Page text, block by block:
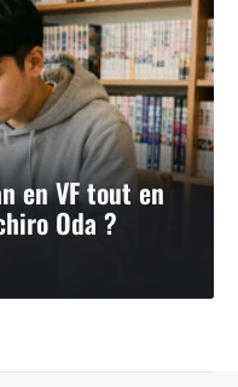
en VF tout en
Oda ?